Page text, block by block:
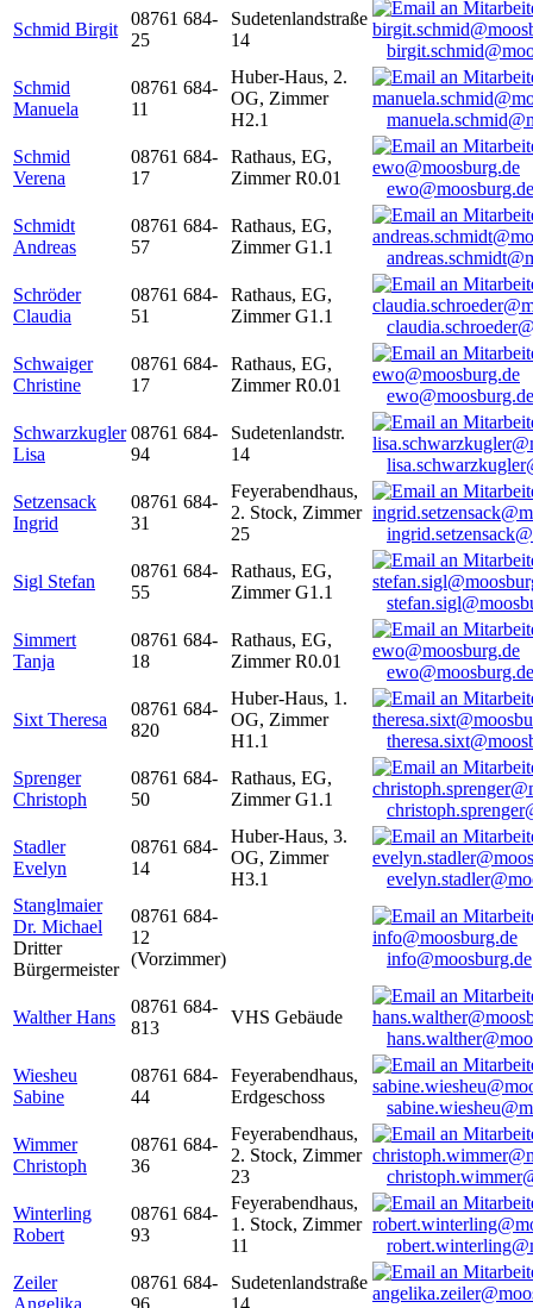
Schmid Birgit
08761 684-
25
Sudetenlandstraße
14
Schmid
Manuela
08761 684-
11
Huber-Haus, 2.
OG, Zimmer
H2.1
Schmid
Verena
08761 684-
17
Rathaus, EG,
Zimmer R0.01
ewo@moosburg.de
Schmidt
Andreas
08761 684-
57
Rathaus, EG,
Zimmer G1.1
Schröder
Claudia
08761 684-
51
Rathaus, EG,
Zimmer G1.1
Schwaiger
Christine
08761 684-
17
Rathaus, EG,
Zimmer R0.01
ewo@moosburg.de
Schwarzkugler
Lisa
08761 684-
94
Sudetenlandstr.
14
Setzensack
Ingrid
08761 684-
31
Feyerabendhaus,
2. Stock, Zimmer
25
Sigl Stefan
08761 684-
55
Rathaus, EG,
Zimmer G1.1
Simmert
Tanja
08761 684-
18
Rathaus, EG,
Zimmer R0.01
ewo@moosburg.de
Sixt Theresa
08761 684-
820
Huber-Haus, 1.
OG, Zimmer
H1.1
Sprenger
Christoph
08761 684-
50
Rathaus, EG,
Zimmer G1.1
Stadler
Evelyn
08761 684-
14
Huber-Haus, 3.
OG, Zimmer
H3.1
Stanglmaier
Dr. Michael
Dritter
Bürgermeister
08761 684-
12
(Vorzimmer)
info@moosburg.de
Walther Hans
08761 684-
813
VHS Gebäude
Wiesheu
Sabine
08761 684-
44
Feyerabendhaus,
Erdgeschoss
Wimmer
Christoph
08761 684-
36
Feyerabendhaus,
2. Stock, Zimmer
23
Winterling
Robert
08761 684-
93
Feyerabendhaus,
1. Stock, Zimmer
11
Zeiler
Angelika
08761 684-
96
Sudetenlandstraße
14